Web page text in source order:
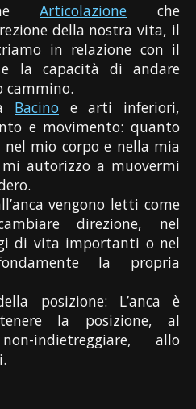
Articolazione che
della nostra vita, il
in relazione con il
la capacità di andare
cammino.
Bacino e arti inferiori,
e movimento: quanto
nel mio corpo e nella mia
autorizzo a muovermi
vengono letti come
direzione, nel
di vita importanti o nel
la propria
posizione: L’anca è
la posizione, al
indietreggiare, allo